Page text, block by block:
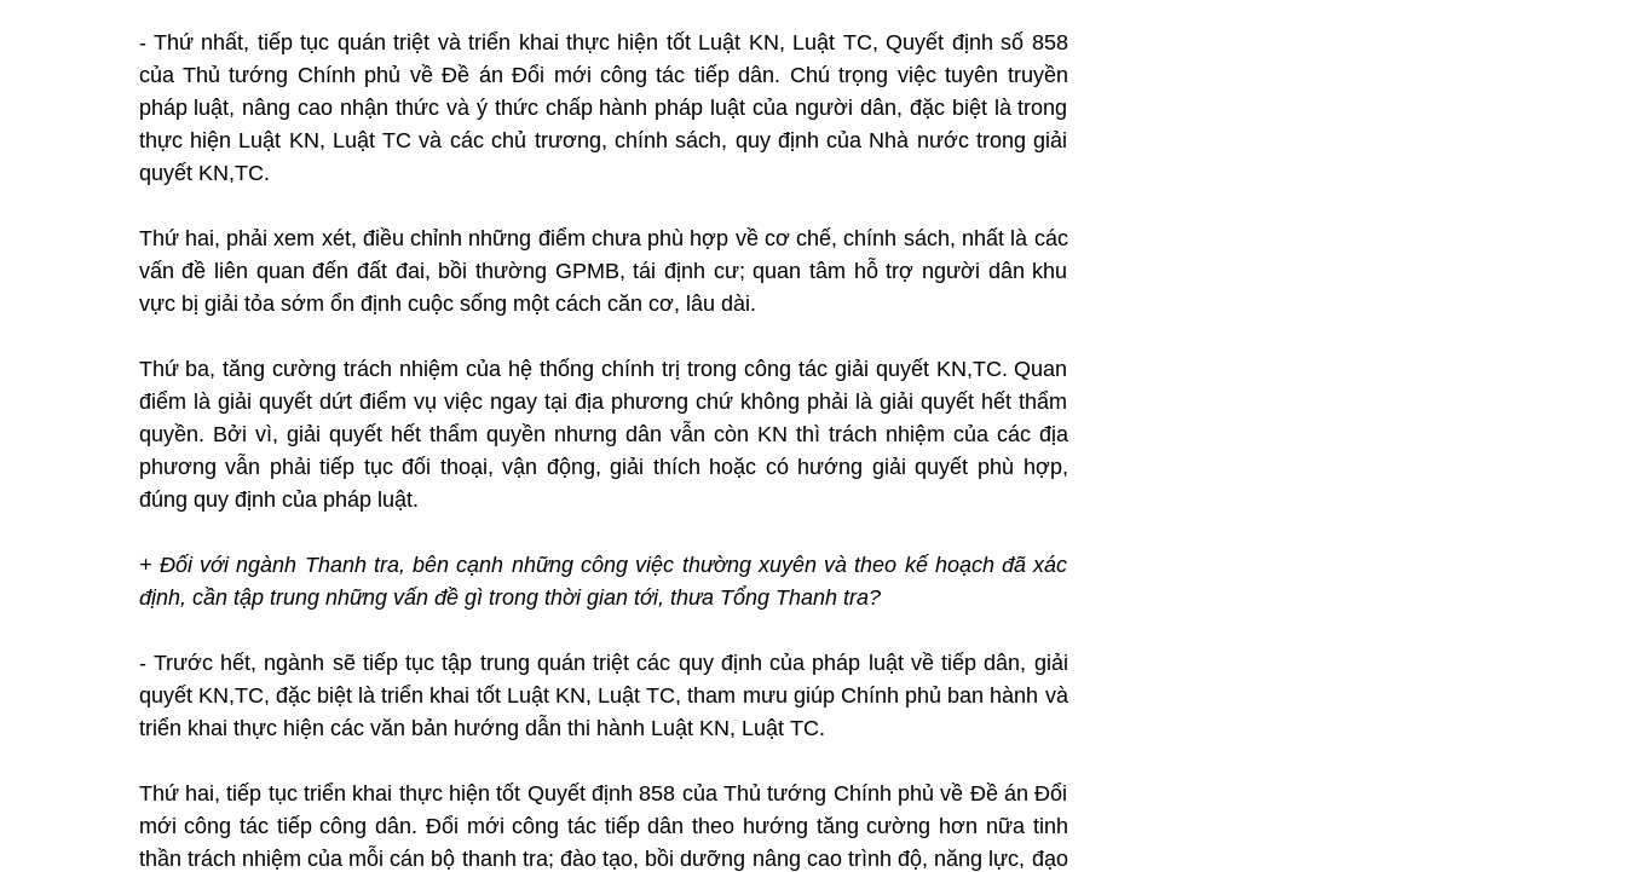
- Thứ nhất, tiếp tục quán triệt và triển khai thực hiện tốt Luật KN, Luật TC, Quyết định số 858
của Thủ tướng Chính phủ về Đề án Đổi mới công tác tiếp dân. Chú trọng việc tuyên truyền
pháp luật, nâng cao nhận thức và ý thức chấp hành pháp luật của người dân, đặc biệt là trong
thực hiện Luật KN, Luật TC và các chủ trương, chính sách, quy định của Nhà nước trong giải
quyết KN,TC.
Thứ hai, phải xem xét, điều chỉnh những điểm chưa phù hợp về cơ chế, chính sách, nhất là các
vấn đề liên quan đến đất đai, bồi thường GPMB, tái định cư; quan tâm hỗ trợ người dân khu
vực bị giải tỏa sớm ổn định cuộc sống một cách căn cơ, lâu dài.
Thứ ba, tăng cường trách nhiệm của hệ thống chính trị trong công tác giải quyết KN,TC. Quan
điểm là giải quyết dứt điểm vụ việc ngay tại địa phương chứ không phải là giải quyết hết thẩm
quyền. Bởi vì, giải quyết hết thẩm quyền nhưng dân vẫn còn KN thì trách nhiệm của các địa
phương vẫn phải tiếp tục đối thoại, vận động, giải thích hoặc có hướng giải quyết phù hợp,
đúng quy định của pháp luật.
+ Đối với ngành Thanh tra, bên cạnh những công việc thường xuyên và theo kế hoạch đã xác
định, cần tập trung những vấn đề gì trong thời gian tới, thưa Tổng Thanh tra?
- Trước hết, ngành sẽ tiếp tục tập trung quán triệt các quy định của pháp luật về tiếp dân, giải
quyết KN,TC, đặc biệt là triển khai tốt Luật KN, Luật TC, tham mưu giúp Chính phủ ban hành và
triển khai thực hiện các văn bản hướng dẫn thi hành Luật KN, Luật TC.
Thứ hai, tiếp tục triển khai thực hiện tốt Quyết định 858 của Thủ tướng Chính phủ về Đề án Đổi
mới công tác tiếp công dân. Đổi mới công tác tiếp dân theo hướng tăng cường hơn nữa tinh
thần trách nhiệm của mỗi cán bộ thanh tra; đào tạo, bồi dưỡng nâng cao trình độ, năng lực, đạo